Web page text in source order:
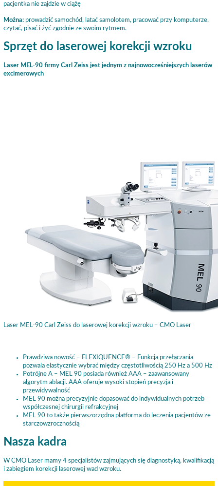
pacjentka nie zajdzie w ciążę
Można: prowadzić samochód, latać samolotem, pracować przy komputerze,
czytać, pisać i żyć zgodnie ze swoim rytmem.
Sprzęt do laserowej korekcji wzroku
Laser MEL-90 firmy Carl Zeiss jest jednym z najnowocześniejszych laserów
excimerowych
Laser MEL-90 Carl Zeiss do laserowej korekcji wzroku – CMO Laser
Prawdziwa nowość – FLEXIQUENCE® – Funkcja przełączania
pozwala elastycznie wybrać między częstotliwością 250 Hz a 500 Hz
Potrójne A – MEL 90 posiada również AAA – zaawansowany
algorytm ablacji. AAA oferuje wysoki stopień precyzja i
przewidywalność
MEL 90 można precyzyjnie dopasować do indywidualnych potrzeb
współczesnej chirurgii refrakcyjnej
MEL 90 to także pierwszorzędna platforma do leczenia pacjentów ze
starczowzrocznością
Nasza kadra
W CMO Laser mamy 4 specjalistów zajmujących się diagnostyką, kwalifikacją
i zabiegiem korekcji laserowej wad wzroku.